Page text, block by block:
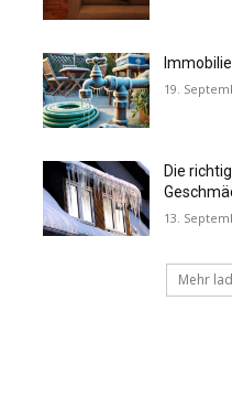
19.
Die
13.
Mehr